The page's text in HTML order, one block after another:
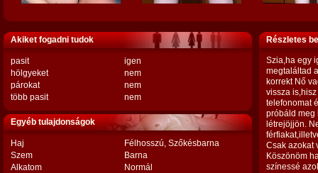
Akiket fogadni tudok
pasit
igen
hölgyeket
nem
párokat
nem
több pasit
nem
Egyéb tulajdonságok
Haj
Félhosszú, Szőkésbarna
Szem
Barna
Alkatom
Normál
Részletes
Szia,ha egy
megtaláltad
korrekt Nő
vissza
telefonomat
próbáld meg
létrejöjjön.
Csak azokat
Köszönöm
színessé